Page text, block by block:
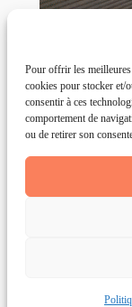
Pour offrir les meilleures
cookies pour stocker et/
consentir à ces
comportement de
ou de retirer son